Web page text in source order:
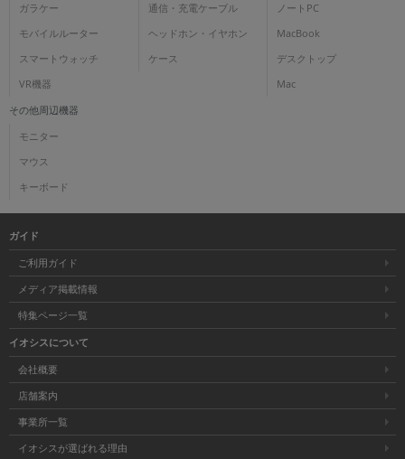
ガラケー
モバイルルーター
スマートウォッチ
VR機器
通信・充電ケーブル
ヘッドホン・イヤホン
ケース
ノートPC
MacBook
デスクトップ
Mac
その他周辺機器
モニター
マウス
キーボード
ガイド
ご利用ガイド
メディア掲載情報
特集ページ一覧
イオシスについて
会社概要
店舗案内
事業所一覧
イオシスが選ばれる理由